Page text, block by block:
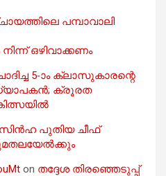
പമ്പാവാലി
ഒഴിവാക്കണം
5-ാം ക്ലാസുകാരന്റെ
ക്രൂരത
പുതിയ ചീഫ്
on തദ്ദേശ തിരഞ്ഞെടുപ്പ്